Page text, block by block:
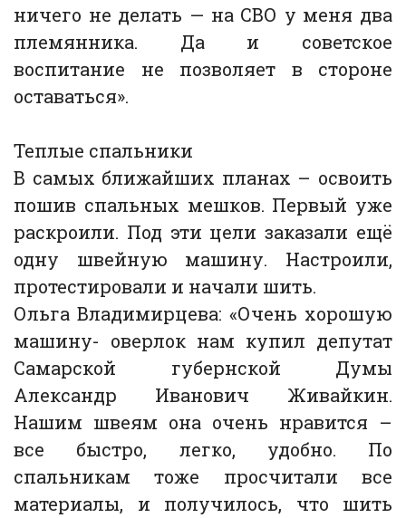
ничего не делать — на СВО у меня два
племянника. Да и советское
воспитание не позволяет в стороне
оставаться».
Теплые спальники
В самых ближайших планах – освоить
пошив спальных мешков. Первый уже
раскроили. Под эти цели заказали ещё
одну швейную машину. Настроили,
протестировали и начали шить.
Ольга Владимирцева: «Очень хорошую
машину- оверлок нам купил депутат
Самарской губернской Думы
Александр Иванович Живайкин.
Нашим швеям она очень нравится –
все быстро, легко, удобно. По
спальникам тоже просчитали все
материалы, и получилось, что шить